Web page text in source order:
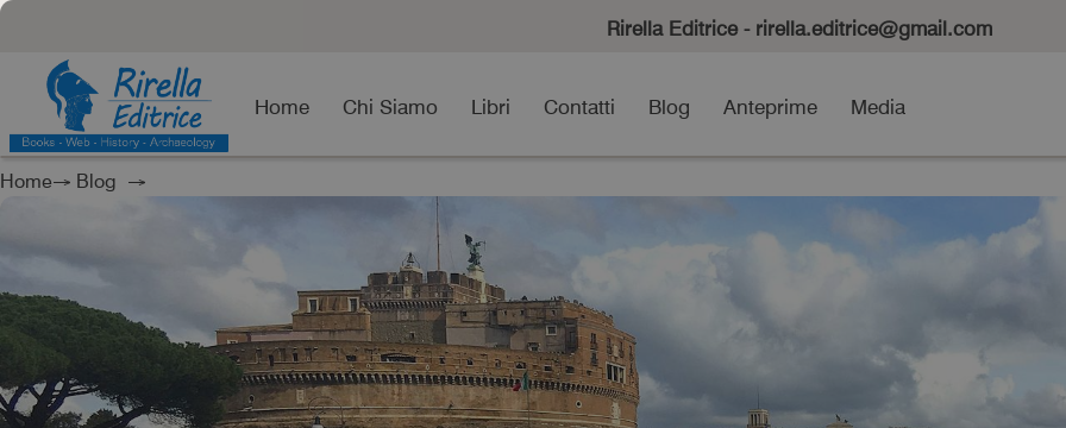
Rirella Editrice - rirella.editrice@gmail.com
Home Chi Siamo Libri Contatti Blog Anteprime Media
Home→ Blog →